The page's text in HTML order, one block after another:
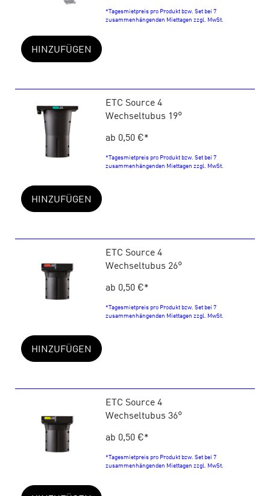
*Tagesmietpreis pro Produkt bzw. Set bei 7
zusammenhängenden Miettagen zzgl. MwSt.
HINZUFÜGEN
ETC Source 4
Wechseltubus 19°
ab 0,50 €*
*Tagesmietpreis pro Produkt bzw. Set bei 7
zusammenhängenden Miettagen zzgl. MwSt.
HINZUFÜGEN
ETC Source 4
Wechseltubus 26°
ab 0,50 €*
*Tagesmietpreis pro Produkt bzw. Set bei 7
zusammenhängenden Miettagen zzgl. MwSt.
HINZUFÜGEN
ETC Source 4
Wechseltubus 36°
ab 0,50 €*
*Tagesmietpreis pro Produkt bzw. Set bei 7
zusammenhängenden Miettagen zzgl. MwSt.